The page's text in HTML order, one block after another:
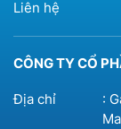
CÔNG TY CỔ
Địa chỉ
:
Liên hệ